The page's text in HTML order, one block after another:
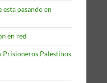
pasando en
en red
Prisioneros Palestinos